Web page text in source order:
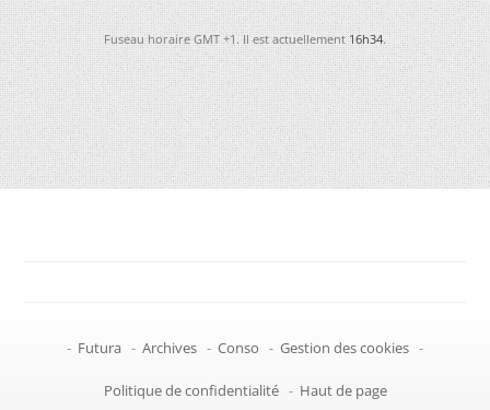
Fuseau horaire GMT +1. Il est actuellement 16h34.
- Futura - Archives - Conso - Gestion des cookies -
Politique de confidentialité - Haut de page